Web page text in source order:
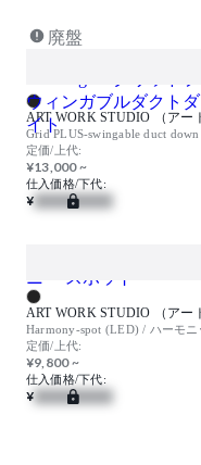
廃盤
定価/上代:
¥13,000 ~
仕入価格/下代:
¥
定価/上代:
¥9,800 ~
仕入価格/下代:
¥